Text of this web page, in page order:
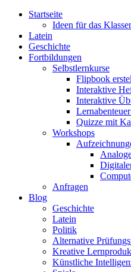
Startseite
Ideen für das
Latein
Geschichte
Fortbildungen
Selbstlernkurse
Flipbook
Interaktive
Interaktive
Quizze mit
Workshops
Anfragen
Blog
Geschichte
Latein
Politik
Alternative
Kreative
Künstliche